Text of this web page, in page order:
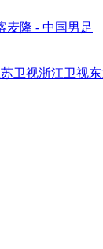
麦隆 - 中国男足
卫视浙江卫视